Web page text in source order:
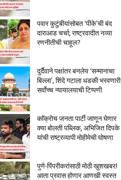
पवार कुटुंबीयांसोबत ‘पीके’ची बंद
दाराआड चर्चा; राष्ट्रवादीत नव्या
रणनीतीची चाहूल?
दुर्दैवाने पक्षांतर बनलेय ‘सन्मानाचा
बिल्ला’, शिंदे गटाला धडकी भरवणारी
सर्वाेच्च न्यायालयाची टिप्पणी
काॅक्राेच जनता पार्टी जाणून घेणार
क्या बाेलती पब्लिक, अभिजित दिपके
यांची राष्ट्रव्यापी माेहीमेची घाेषणा
पुणे-पिंपरीकरांसाठी मोठी खुशखबर!
आता प्रवास होणार आणखी स्वस्त